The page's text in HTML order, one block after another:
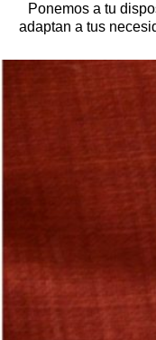
Ponemos a tu
adaptan a tus